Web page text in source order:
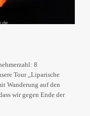
8
Tour „Liparische
Wanderung auf den
wir gegen Ende der